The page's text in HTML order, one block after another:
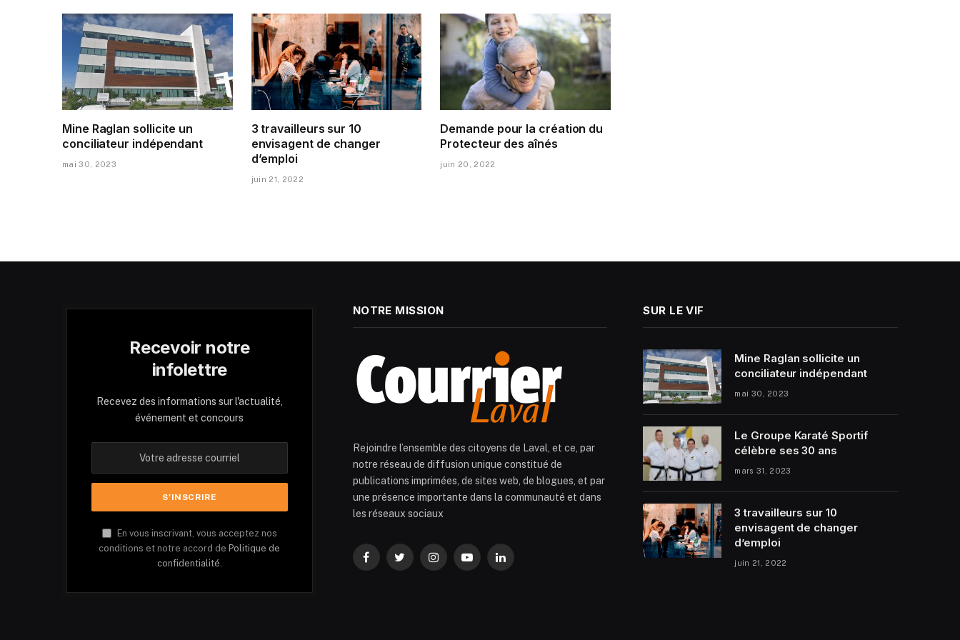
Mine Raglan sollicite un
conciliateur indépendant
mai 30, 2023
3 travailleurs sur 10
envisagent de changer
d’emploi
juin 21, 2022
Demande pour la création du
Protecteur des aînés
juin 20, 2022
Recevoir notre
infolettre
Recevez des informations sur l'actualité,
événement et concours
En vous inscrivant, vous acceptez nos
conditions et notre accord dePolitique de
confidentialité.
NOTRE MISSION
Rejoindre l’ensemble des citoyens de Laval, et ce, par
notre réseau de diffusion unique constitué de
publications imprimées, de sites web, de blogues, et par
une présence importante dans la communauté et dans
les réseaux sociaux
FacebookTwitterInstagramYouTubeLinkedIn
SUR LE VIF
Mine Raglan sollicite un
conciliateur indépendant
mai 30, 2023
Le Groupe Karaté Sportif
célèbre ses 30 ans
mars 31, 2023
3 travailleurs sur 10
envisagent de changer
d’emploi
juin 21, 2022